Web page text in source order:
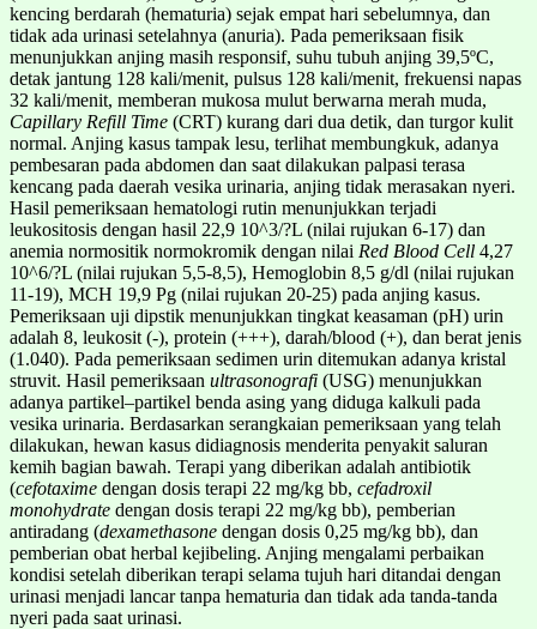
kencing berdarah (hematuria) sejak empat hari sebelumnya, dan
tidak ada urinasi setelahnya (anuria). Pada pemeriksaan fisik
menunjukkan anjing masih responsif, suhu tubuh anjing 39,5ºC,
detak jantung 128 kali/menit, pulsus 128 kali/menit, frekuensi napas
32 kali/menit, memberan mukosa mulut berwarna merah muda,
Capillary Refill Time (CRT) kurang dari dua detik, dan turgor kulit
normal. Anjing kasus tampak lesu, terlihat membungkuk, adanya
pembesaran pada abdomen dan saat dilakukan palpasi terasa
kencang pada daerah vesika urinaria, anjing tidak merasakan nyeri.
Hasil pemeriksaan hematologi rutin menunjukkan terjadi
leukositosis dengan hasil 22,9 10^3/?L (nilai rujukan 6-17) dan
anemia normositik normokromik dengan nilai Red Blood Cell 4,27
10^6/?L (nilai rujukan 5,5-8,5), Hemoglobin 8,5 g/dl (nilai rujukan
11-19), MCH 19,9 Pg (nilai rujukan 20-25) pada anjing kasus.
Pemeriksaan uji dipstik menunjukkan tingkat keasaman (pH) urin
adalah 8, leukosit (-), protein (+++), darah/blood (+), dan berat jenis
(1.040). Pada pemeriksaan sedimen urin ditemukan adanya kristal
struvit. Hasil pemeriksaan ultrasonografi (USG) menunjukkan
adanya partikel–partikel benda asing yang diduga kalkuli pada
vesika urinaria. Berdasarkan serangkaian pemeriksaan yang telah
dilakukan, hewan kasus didiagnosis menderita penyakit saluran
kemih bagian bawah. Terapi yang diberikan adalah antibiotik
(cefotaxime dengan dosis terapi 22 mg/kg bb, cefadroxil
monohydrate dengan dosis terapi 22 mg/kg bb), pemberian
antiradang (dexamethasone dengan dosis 0,25 mg/kg bb), dan
pemberian obat herbal kejibeling. Anjing mengalami perbaikan
kondisi setelah diberikan terapi selama tujuh hari ditandai dengan
urinasi menjadi lancar tanpa hematuria dan tidak ada tanda-tanda
nyeri pada saat urinasi.